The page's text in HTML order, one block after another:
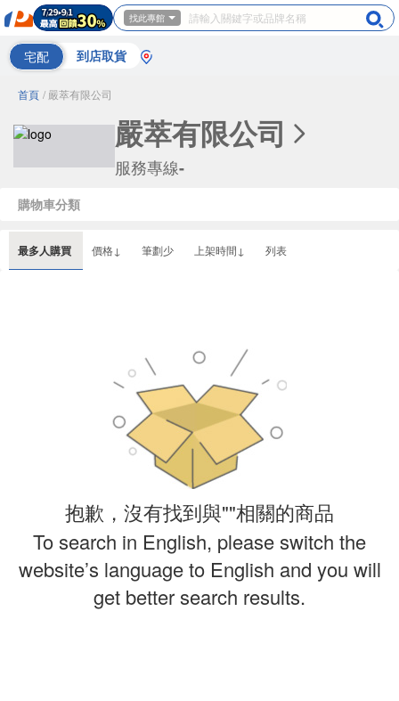
找此專館
宅配 到店取貨
首頁 / 嚴萃有限公司
嚴萃有限公司
服務專線-
最多人購買 價格↓ 筆劃少 上架時間↓ 列表
購物車分類
抱歉，沒有找到與""相關的商品
To search in English, please switch the
website’s language to English and you will
get better search results.